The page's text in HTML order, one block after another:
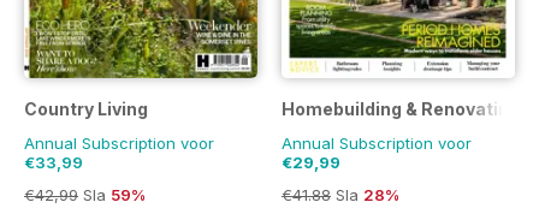
Country Living
Annual Subscription voor
€33,99
€42,99 Sla 59%
Homebuilding & Renovating
Annual Subscription voor
€29,99
€41.88 Sla 28%